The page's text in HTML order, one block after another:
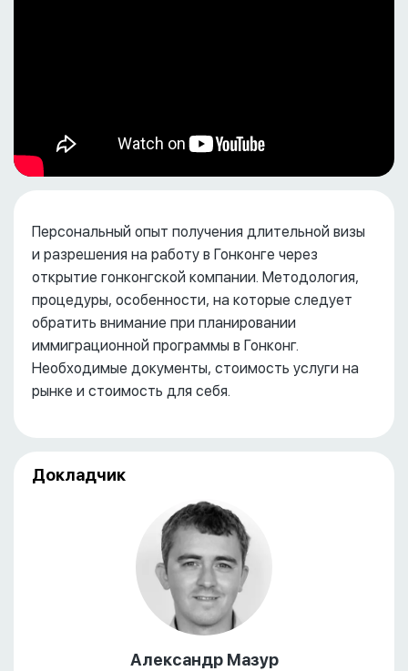
Персональный опыт получения длительной визы
и разрешения на работу в Гонконге через
открытие гонконгской компании. Методология,
процедуры, особенности, на которые следует
обратить внимание при планировании
иммиграционной программы в Гонконг.
Необходимые документы, стоимость услуги на
рынке и стоимость для себя.
Докладчик
Александр Мазур